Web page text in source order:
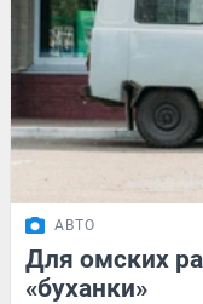
АВТО
Для омских
«буханки»